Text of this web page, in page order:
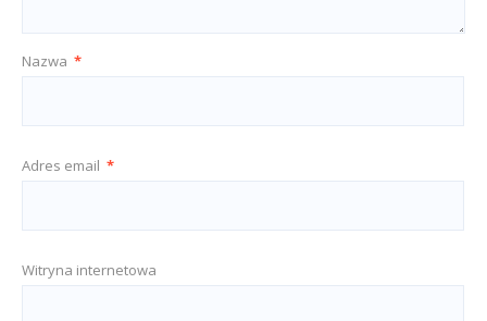
Nazwa *
Adres email *
Witryna internetowa